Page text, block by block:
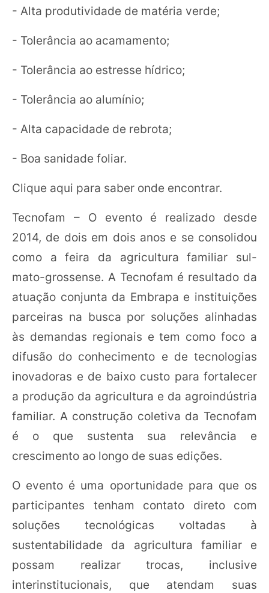
- Alta produtividade de matéria verde;
- Tolerância ao acamamento;
- Tolerância ao estresse hídrico;
- Tolerância ao alumínio;
- Alta capacidade de rebrota;
- Boa sanidade foliar.
Clique aqui para saber onde encontrar.
Tecnofam – O evento é realizado desde
2014, de dois em dois anos e se consolidou
como a feira da agricultura familiar sul-
mato-grossense. A Tecnofam é resultado da
atuação conjunta da Embrapa e instituições
parceiras na busca por soluções alinhadas
às demandas regionais e tem como foco a
difusão do conhecimento e de tecnologias
inovadoras e de baixo custo para fortalecer
a produção da agricultura e da agroindústria
familiar. A construção coletiva da Tecnofam
é o que sustenta sua relevância e
crescimento ao longo de suas edições.
O evento é uma oportunidade para que os
participantes tenham contato direto com
soluções tecnológicas voltadas à
sustentabilidade da agricultura familiar e
possam realizar trocas, inclusive
interinstitucionais, que atendam suas